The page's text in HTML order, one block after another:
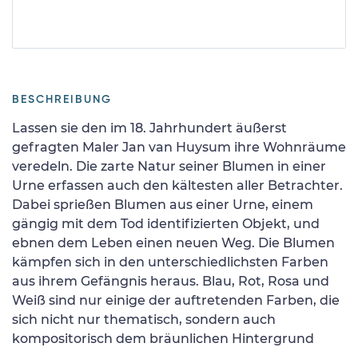
BESCHREIBUNG
Lassen sie den im 18. Jahrhundert äußerst
gefragten Maler Jan van Huysum ihre Wohnräume
veredeln. Die zarte Natur seiner Blumen in einer
Urne erfassen auch den kältesten aller Betrachter.
Dabei sprießen Blumen aus einer Urne, einem
gängig mit dem Tod identifizierten Objekt, und
ebnen dem Leben einen neuen Weg. Die Blumen
kämpfen sich in den unterschiedlichsten Farben
aus ihrem Gefängnis heraus. Blau, Rot, Rosa und
Weiß sind nur einige der auftretenden Farben, die
sich nicht nur thematisch, sondern auch
kompositorisch dem bräunlichen Hintergrund